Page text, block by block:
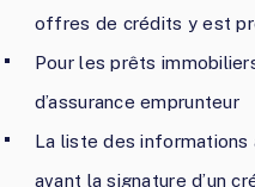
offres de crédits y est
Pour les prêts
d’assurance emprunteur
La liste des
avant la signature d’un